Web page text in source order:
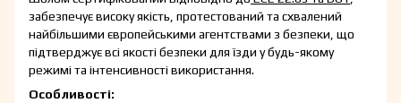
забезпечує високу якість, протестований та схвалений
найбільшими європейськими агентствами з безпеки, що
підтверджує всі якості безпеки для їзди у будь-якому
режимі та інтенсивності використання.
Особливості: